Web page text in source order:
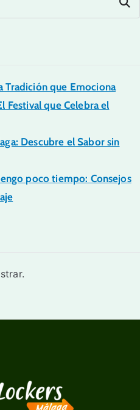
Buscar
Tradición que Emociona
Festival que Celebra el
Descubre el Sabor sin
poco tiempo: Consejos